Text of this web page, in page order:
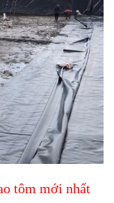
tôm mới nhất